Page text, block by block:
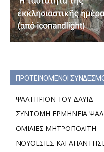
ΠΡΟΤΕΙΝΟΜΕΝΟΙ
ΨΑΛΤΗΡΙΟΝ ΤΟΥ ΔΑΥΙΔ
ΣΥΝΤΟΜΗ ΕΡΜΗΝΕΙΑ
ΟΜΙΛΙΕΣ ΜΗΤΡΟΠΟΛΙΤΗ
ΝΟΥΘΕΣΙΕΣ ΚΑΙ